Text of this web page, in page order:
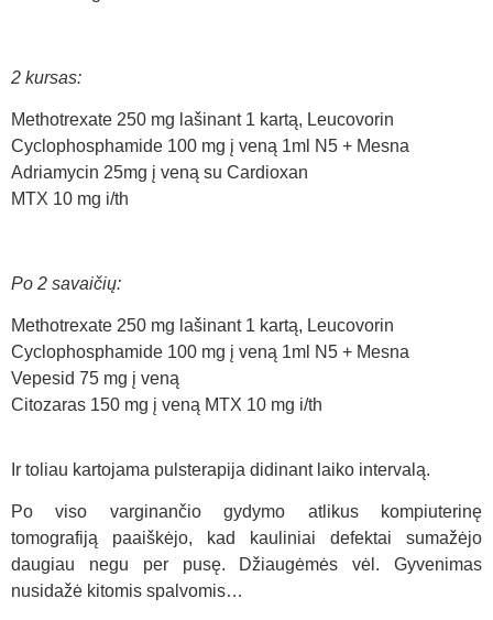
2 kursas:
Methotrexate 250 mg lašinant 1 kartą, Leucovorin
Cyclophosphamide 100 mg į veną 1ml N5 + Mesna
Adriamycin 25mg į veną su Cardioxan
MTX 10 mg i/th
Po 2 savaičių:
Methotrexate 250 mg lašinant 1 kartą, Leucovorin
Cyclophosphamide 100 mg į veną 1ml N5 + Mesna
Vepesid 75 mg į veną
Citozaras 150 mg į veną MTX 10 mg i/th
Ir toliau kartojama pulsterapija didinant laiko intervalą.
Po viso varginančio gydymo atlikus kompiuterinę
tomografiją paaiškėjo, kad kauliniai defektai sumažėjo
daugiau negu per pusę. Džiaugėmės vėl. Gyvenimas
nusidažė kitomis spalvomis…